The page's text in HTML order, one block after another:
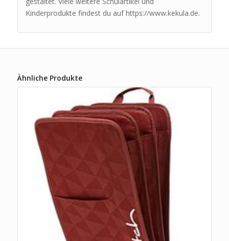
Kinderprodukte findest du auf https://www.kekula.de.
Ähnliche Produkte